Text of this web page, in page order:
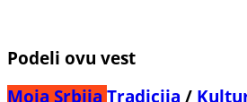
Podeli ovu vest
Moja Srbija Tradicija /